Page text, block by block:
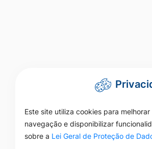
Este site utiliza cookies para
navegação e disponibilizar
sobre a Lei Geral de Proteção de